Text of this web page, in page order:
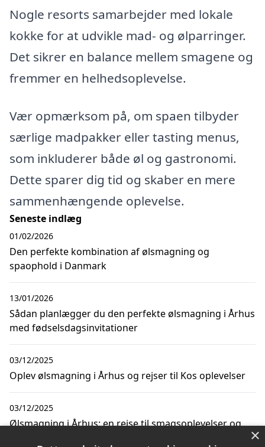
Nogle resorts samarbejder med lokale
kokke for at udvikle mad- og ølparringer.
Det sikrer en balance mellem smagene og
fremmer en helhedsoplevelse.
Vær opmærksom på, om spaen tilbyder
særlige madpakker eller tasting menus,
som inkluderer både øl og gastronomi.
Dette sparer dig tid og skaber en mere
sammenhængende oplevelse.
Seneste indlæg
Den perfekte kombination af ølsmagning og
spaophold i Danmark
01/02/2026
Sådan planlægger du den perfekte ølsmagning i Århus
med fødselsdagsinvitationer
13/01/2026
Oplev ølsmagning i Århus og rejser til Kos oplevelser
03/12/2025
Ølsmagning i Århus: en rejse til smagsoplevelser og
03/12/2025
×